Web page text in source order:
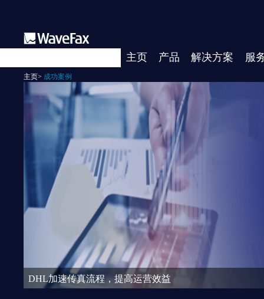
主页 产品 解决方案 服
主页> 成功案例
DHL加速传真流程，提高运营效益